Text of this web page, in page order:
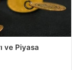
ve Piyasa